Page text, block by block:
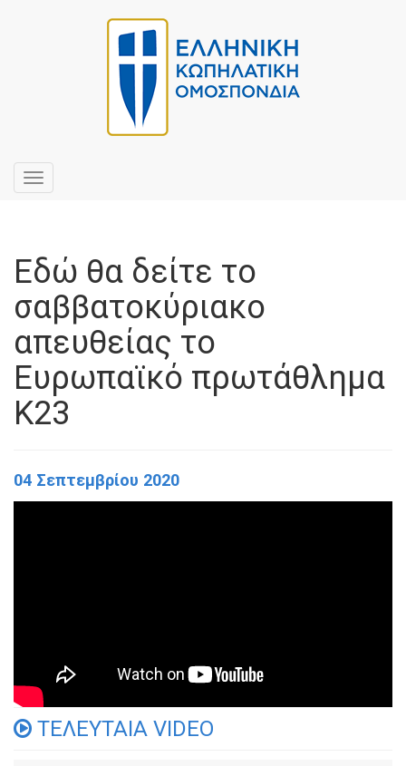
Toggle
navigation
Εδώ θα δείτε το
σαββατοκύριακο
απευθείας το
Ευρωπαϊκό πρωτάθλημα
Κ23
04 Σεπτεμβρίου 2020
ΤΕΛΕΥΤΑΙΑ VIDEO